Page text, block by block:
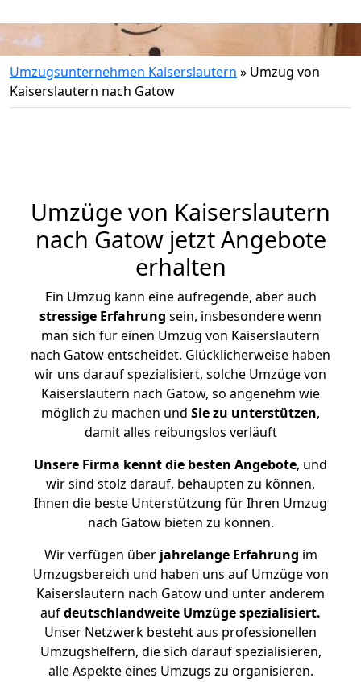
Umzugsunternehmen Kaiserslautern » Umzug von
Kaiserslautern nach Gatow
Umzüge von Kaiserslautern
nach Gatow jetzt Angebote
erhalten
Ein Umzug kann eine aufregende, aber auch
stressige Erfahrung sein, insbesondere wenn
man sich für einen Umzug von Kaiserslautern
nach Gatow entscheidet. Glücklicherweise haben
wir uns darauf spezialisiert, solche Umzüge von
Kaiserslautern nach Gatow, so angenehm wie
möglich zu machen und Sie zu unterstützen,
damit alles reibungslos verläuft
Unsere Firma kennt die besten Angebote, und
wir sind stolz darauf, behaupten zu können,
Ihnen die beste Unterstützung für Ihren Umzug
nach Gatow bieten zu können.
Wir verfügen überjahrelange Erfahrung im
Umzugsbereich und haben uns auf Umzüge von
Kaiserslautern nach Gatow und unter anderem
aufdeutschlandweite Umzüge spezialisiert.
Unser Netzwerk besteht aus professionellen
Umzugshelfern, die sich darauf spezialisieren,
alle Aspekte eines Umzugs zu organisieren.